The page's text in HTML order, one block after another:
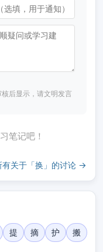
后显示，请文明发言
笔记吧！
有关于「换」的讨论 →
提 摘 护
搬